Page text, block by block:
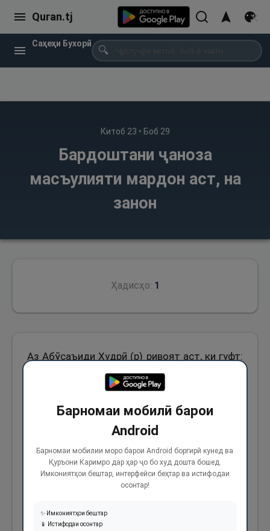
Quran.tj
Саҳеҳи Бухорӣ
🔍
Китоб 23 • Боб 29
Бардоштани ҷаноза
масъулияти мардон аст, на
занон
Ҳадисҳо: 1
Аз Абӯсаъиди Худрӣ (р) ривоят аст, ки гуфт:
Паёмбари Худо (с) фармуданд: “Вақте ки
ҷаноза дар тобут гузошта шавад ва мардон
онро бар шонаҳои худ бардоранд, агар
шахси некӯкоре бошад, мегӯяд маро зудтар
бирасонед ва агар шахси накӯкор набошад,
мегӯяд эй вой, ин ҷанозаро куҷо мебаред,
овози ӯро ҳар чизе ба ғайр аз инсон
мешавад.”
Барномаи мобилӣ барои
Android
Барномаи мобилии моро барои Android боргирӣ кунед ва
Қуръони Каримро дар ҳар ҷо бо худ дошта бошед.
Имкониятҳои бештар, интерфейси беҳтар ва истифодаи
осонтар!
✨ Имкониятҳои бештар
📱 Истифодаи осонтар